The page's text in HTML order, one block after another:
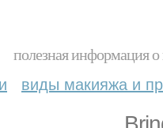
полезная информация
виды макияжа и